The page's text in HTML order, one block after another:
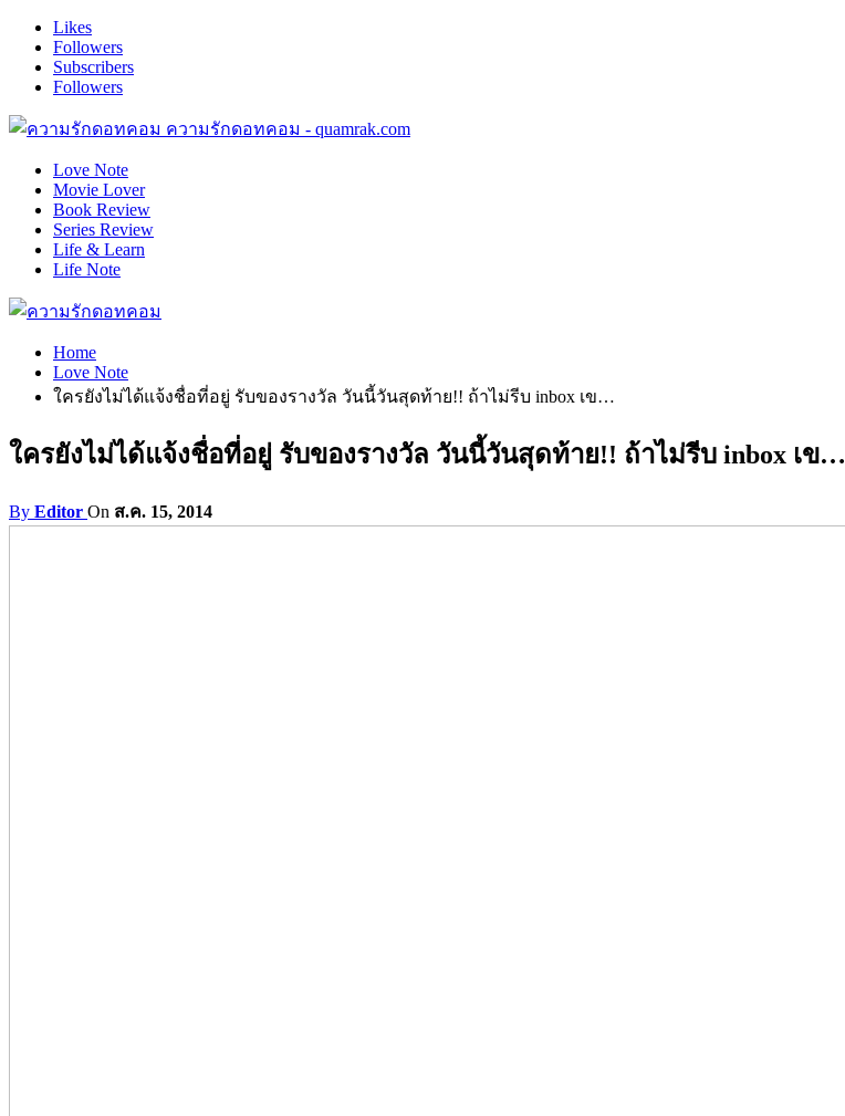
Likes
Followers
Subscribers
Followers
ความรักดอทคอม - quamrak.com
Love Note
Movie Lover
Book Review
Series Review
Life & Learn
Life Note
Home
Love Note
ใครยังไม่ได้แจ้งชื่อที่อยู่ รับของรางวัล วันนี้วันสุดท้าย!! ถ้าไม่รีบ inbox เข…
ใครยังไม่ได้แจ้งชื่อที่อยู่ รับของรางวัล วันนี้วันสุดท้าย!! ถ้าไม่รีบ inbox เข…
By Editor On ส.ค. 15, 2014